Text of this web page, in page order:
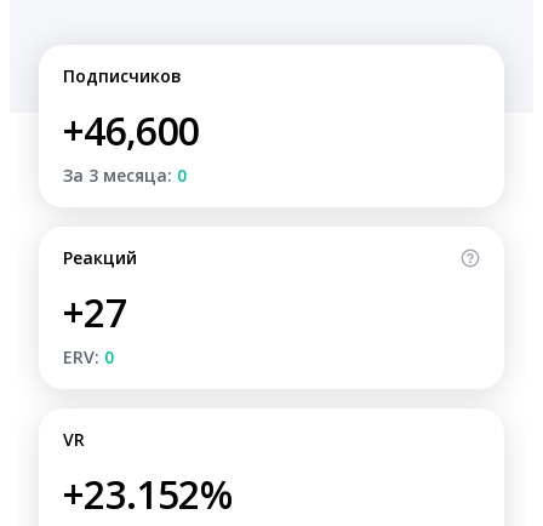
Подписчиков
+46,600
За 3 месяца: 0
Реакций
+27
ERV: 0
VR
+23.152%